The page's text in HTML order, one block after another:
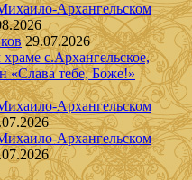
Архангельском
29.07.2026
с.Архангельское,
«Слава тебе, Боже!»
Архангельском
Архангельском